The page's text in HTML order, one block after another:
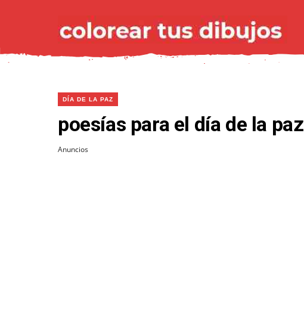
DÍA DE LA PAZ
poesías para el día de la paz
Anuncios